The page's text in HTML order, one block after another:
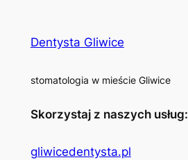
Dentysta Gliwice
stomatologia w mieście Gliwice
Skorzystaj z naszych usług:
gliwicedentysta.pl